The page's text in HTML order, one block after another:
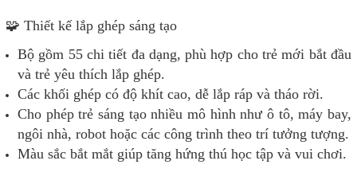
🧩 Thiết kế lắp ghép sáng tạo
Bộ gồm 55 chi tiết đa dạng, phù hợp cho trẻ mới bắt đầu
và trẻ yêu thích lắp ghép.
Các khối ghép có độ khít cao, dễ lắp ráp và tháo rời.
Cho phép trẻ sáng tạo nhiều mô hình như ô tô, máy bay,
ngôi nhà, robot hoặc các công trình theo trí tưởng tượng.
Màu sắc bắt mắt giúp tăng hứng thú học tập và vui chơi.